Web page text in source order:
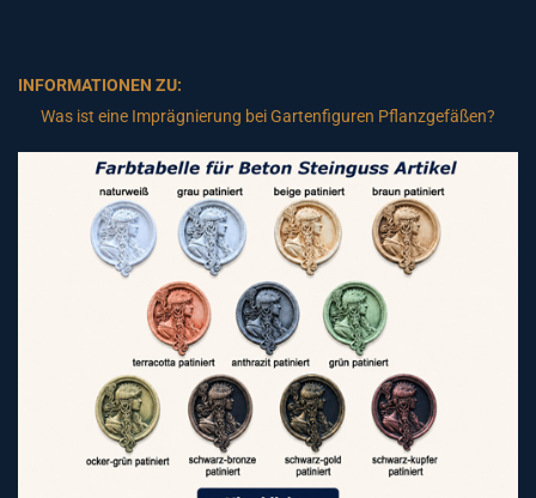
INFORMATIONEN ZU:
Was ist eine Imprägnierung bei Gartenfiguren Pflanzgefäßen?